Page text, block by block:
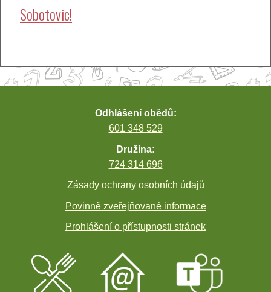
příspěvek
Sobotovic!
Odhlášení obědů:
601 348 529
Družina:
724 314 696
Zásady ochrany osobních údajů
Povinně zveřejňované informace
Prohlášení o přístupnosti stránek